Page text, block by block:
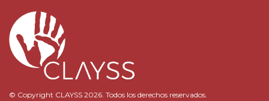
© Copyright CLAYSS 2026. Todos los derechos reservados.